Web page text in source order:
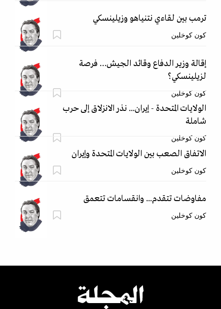
ترمب بين لقاءي نتنياهو وزيلينسكي
كون كوخلين
إقالة وزير الدفاع وقائد الجيش… فرصة
لزيلينسكي؟
كون كوخلين
الولايات المتحدة - إيران... نذر الانزلاق إلى حرب
شاملة
كون كوخلين
الاتفاق الصعب بين الولايات المتحدة وإيران
كون كوخلين
مفاوضات تتقدم... وانقسامات تتعمق
كون كوخلين